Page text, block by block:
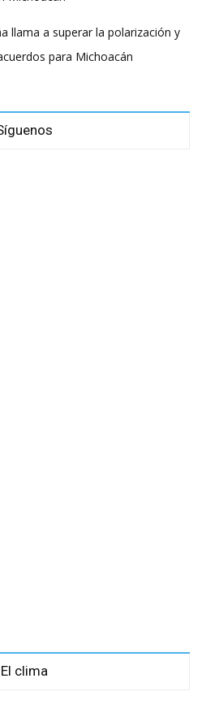
llama a superar la polarización y
para Michoacán
El clima